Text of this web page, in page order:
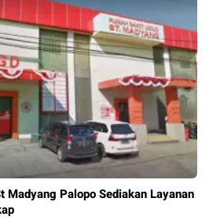
Madyang Palopo Sediakan Layanan